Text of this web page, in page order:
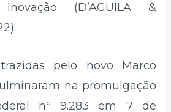
(D’AGUILA &
pelo novo Marco
na promulgação
nº 9.283 em 7 de